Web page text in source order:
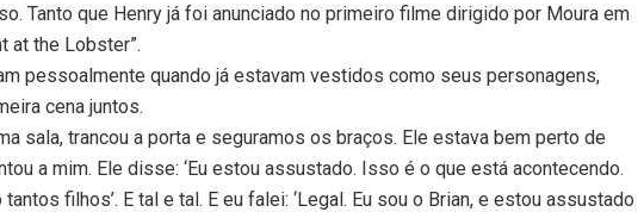
Tanto que Henry já foi anunciado no primeiro filme dirigido por Moura em
at the Lobster”.
pessoalmente quando já estavam vestidos como seus personagens,
cena juntos.
sala, trancou a porta e seguramos os braços. Ele estava bem perto de
a mim. Ele disse: ‘Eu estou assustado. Isso é o que está acontecendo.
tantos filhos’. E tal e tal. E eu falei: ‘Legal. Eu sou o Brian, e estou assustado